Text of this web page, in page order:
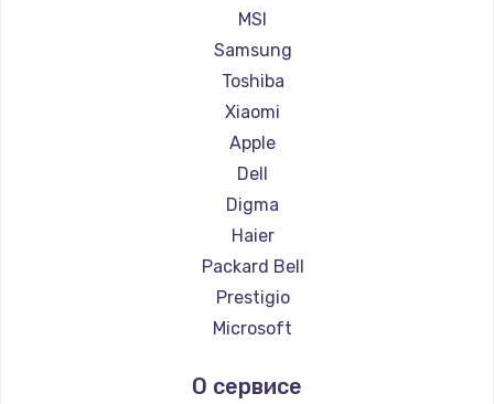
Ремонт ноутбуков Philips
Ремонт ноутбуков LG
Ремонт ноутбуков Panasonic
Ремонт ноутбуков Irbis
Ремонт ноутбуков Thunderobot
Ремонт ноутбуков Hasee
Ремонт ноутбуков ZTE
Ремонт ноутбуков Hiper
Ремонт ноутбуков Evga
Ремонт ноутбуков Google
Ремонт ноутбуков Echips
Ремонт ноутбуков Predator
MSI
Samsung
Toshiba
Xiaomi
Apple
Dell
Digma
Haier
Packard Bell
Prestigio
Microsoft
Aquarius
О сервисе